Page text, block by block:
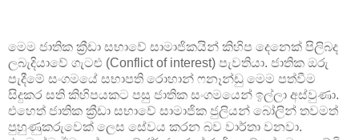
මෙම ජාතික ක්‍රීඩා සභාවේ සාමාජිකයින් කිහිප දෙනෙක් පිලිබද
ලබැදියාවේ ගැටළු (Conflict of interest) පැවතියා. ජාතික ඔරු
පැදීමේ සංගමයේ සභාපති රොහාන් ෆනෑන්ඩු මෙම පත්වීම
සිදුකර සති කිහිපයකට පසු ජාතික සංගමයෙන් ඉල්ලා අස්වුණා.
එහෙත් ජාතික ක්‍රීඩා සභාවේ සාමාජික ජුලියන් බෝලින් තවමත්
පුහුණුකරුවෙක් ලෙස සේවය කරන බව වාර්තා වනවා.